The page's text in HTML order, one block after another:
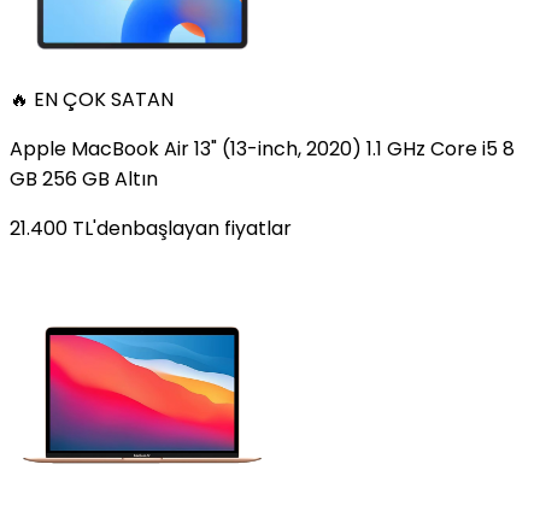
🔥 EN ÇOK SATAN
Apple MacBook Air 13" (13-inch, 2020) 1.1 GHz Core i5 8
GB 256 GB Altın
21.400 TL'denbaşlayan fiyatlar